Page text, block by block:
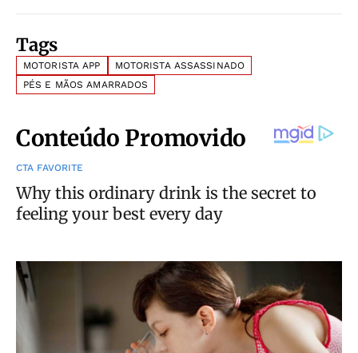
Tags
MOTORISTA APP
MOTORISTA ASSASSINADO
PÉS E MÃOS AMARRADOS